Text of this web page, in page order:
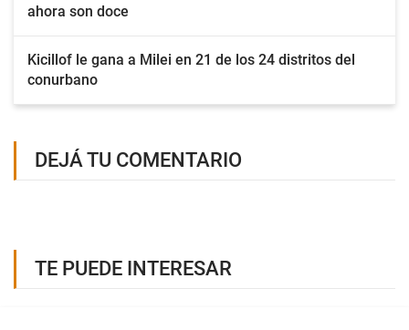
ahora son doce
Kicillof le gana a Milei en 21 de los 24 distritos del
conurbano
DEJÁ TU COMENTARIO
TE PUEDE INTERESAR